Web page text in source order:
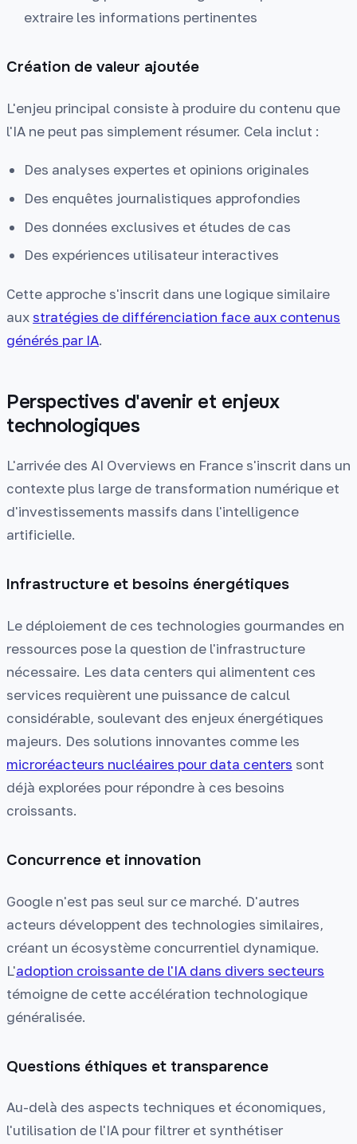
extraire les informations pertinentes
Création de valeur ajoutée
L'enjeu principal consiste à produire du contenu que
l'IA ne peut pas simplement résumer. Cela inclut :
Des analyses expertes et opinions originales
Des enquêtes journalistiques approfondies
Des données exclusives et études de cas
Des expériences utilisateur interactives
Cette approche s'inscrit dans une logique similaire
aux stratégies de différenciation face aux contenus
générés par IA.
Perspectives d'avenir et enjeux
technologiques
L'arrivée des AI Overviews en France s'inscrit dans un
contexte plus large de transformation numérique et
d'investissements massifs dans l'intelligence
artificielle.
Infrastructure et besoins énergétiques
Le déploiement de ces technologies gourmandes en
ressources pose la question de l'infrastructure
nécessaire. Les data centers qui alimentent ces
services requièrent une puissance de calcul
considérable, soulevant des enjeux énergétiques
majeurs. Des solutions innovantes comme les
microréacteurs nucléaires pour data centers sont
déjà explorées pour répondre à ces besoins
croissants.
Concurrence et innovation
Google n'est pas seul sur ce marché. D'autres
acteurs développent des technologies similaires,
créant un écosystème concurrentiel dynamique.
L'adoption croissante de l'IA dans divers secteurs
témoigne de cette accélération technologique
généralisée.
Questions éthiques et transparence
Au-delà des aspects techniques et économiques,
l'utilisation de l'IA pour filtrer et synthétiser